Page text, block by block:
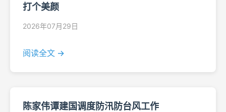
打个美颜
2026年07月29日
阅读全文 →
陈家伟谭建国调度防汛防台风工作